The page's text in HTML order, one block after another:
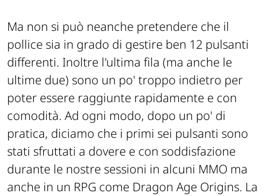
Ma non si può neanche pretendere che il
pollice sia in grado di gestire ben 12 pulsanti
differenti. Inoltre l'ultima fila (ma anche le
ultime due) sono un po' troppo indietro per
poter essere raggiunte rapidamente e con
comodità. Ad ogni modo, dopo un po' di
pratica, diciamo che i primi sei pulsanti sono
stati sfruttati a dovere e con soddisfazione
durante le nostre sessioni in alcuni MMO ma
anche in un RPG come Dragon Age Origins. La